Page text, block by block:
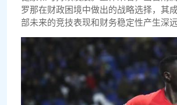
罗那在财政困境中做出的战略选择，其
部未来的竞技表现和财务稳定性产生深远